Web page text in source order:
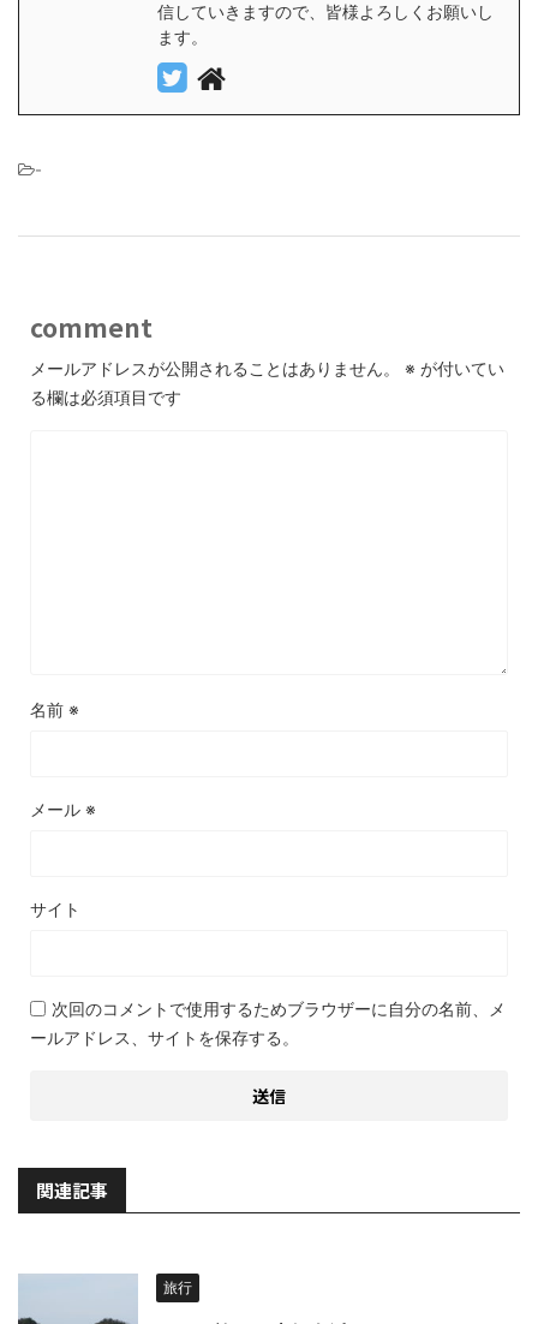
信していきますので、皆様よろしくお願いし
ます。
-
comment
メールアドレスが公開されることはありません。 ※ が付いてい
る欄は必須項目です
名前 ※
メール ※
サイト
次回のコメントで使用するためブラウザーに自分の名前、メ
ールアドレス、サイトを保存する。
関連記事
旅行